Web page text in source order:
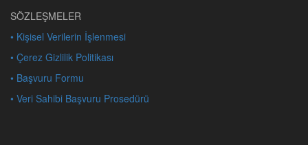
SÖZLEŞMELER
• Kişisel Verilerin İşlenmesi
• Çerez Gizlilik Politikası
• Başvuru Formu
• Veri Sahibi Başvuru Prosedürü